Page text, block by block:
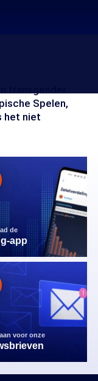
Spelen,
het niet
de
app
voor onze